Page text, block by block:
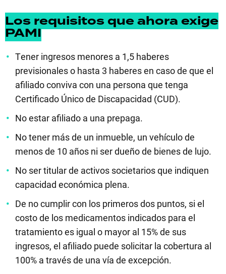
Los requisitos que ahora exige
PAMI
Tener ingresos menores a 1,5 haberes
previsionales o hasta 3 haberes en caso de que el
afiliado conviva con una persona que tenga
Certificado Único de Discapacidad (CUD).
No estar afiliado a una prepaga.
No tener más de un inmueble, un vehículo de
menos de 10 años ni ser dueño de bienes de lujo.
No ser titular de activos societarios que indiquen
capacidad económica plena.
De no cumplir con los primeros dos puntos, si el
costo de los medicamentos indicados para el
tratamiento es igual o mayor al 15% de sus
ingresos, el afiliado puede solicitar la cobertura al
100% a través de una vía de excepción.